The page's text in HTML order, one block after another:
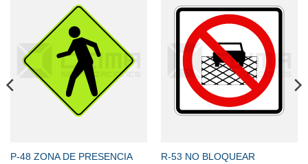
P-48 ZONA DE PRESENCIA
R-53 NO BLOQUEAR